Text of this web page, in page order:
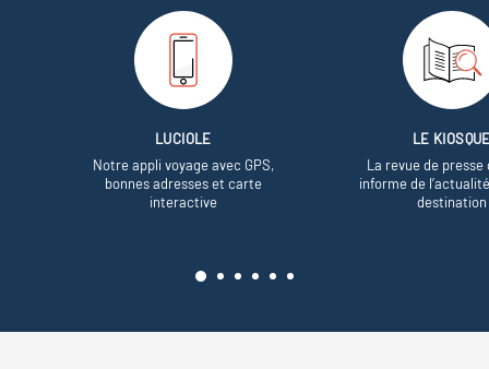
LUCIOLE
Notre appli voyage avec GPS,
bonnes adresses et carte
interactive
LE
La revue de presse
informe de
destination